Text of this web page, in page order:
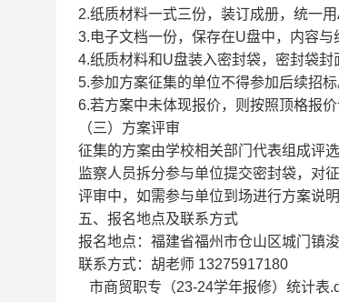
2.纸质材料一式三份，装订成册，统一
3.电子文档一份，保存在U盘中，内容与
4.纸质材料和U盘装入密封袋，密封袋封
5.参加方案征集的单位不得参加后续招标
6.若方案中未体现报价，则按照顶格报价
（三）方案评审
征集的方案由学校相关部门代表组成评
监察人员拆分参与单位提交密封袋，对
评审中，如需参与单位到场进行方案说
五、报名地点及联系方式
报名地点：福建省福州市仓山区城门镇
联系方式：胡老师 13275917180
市商贸职专（23-24学年报修）统计表